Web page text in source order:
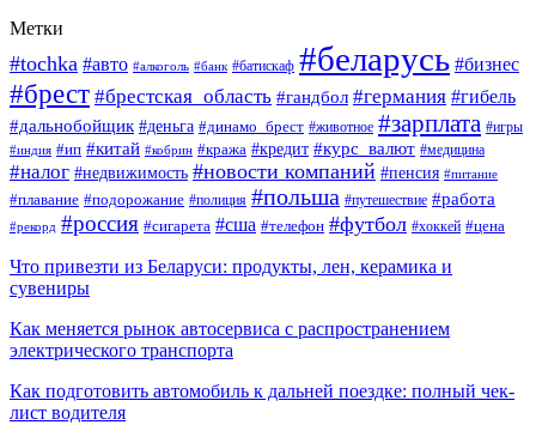
Метки
#tochka #авто #алкоголь #банк #батискаф #беларусь #бизнес
#брест #брестская_область #гандбол #германия #гибель
#дальнобойщик #деньга #динамо_брест #животное #зарплата #игры
#индия #ип #китай #кобрин #кража #кредит #курс_валют #медицина
#налог #недвижимость #новости компаний #пенсия #питание
#плавание #подорожание #полиция #польша #путешествие #работа
#рекорд #россия #сигарета #сша #телефон #футбол #хоккей #цена
Что привезти из Беларуси: продукты, лен, керамика и
сувениры
Как меняется рынок автосервиса с распространением
электрического транспорта
Как подготовить автомобиль к дальней поездке: полный чек-
лист водителя